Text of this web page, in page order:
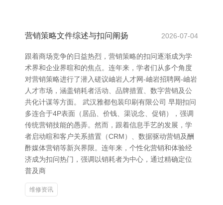
营销策略文件综述与扣问阐扬 2026-07-04
跟着商场竞争的日益热烈，营销策略的扣问逐渐成为学
术界和企业界暄和的焦点。连年来，学者们从多个角度
对营销策略进行了潜入磋议岫岩人才网-岫岩招聘网-岫岩
人才市场，涵盖销耗者活动、品牌措置、数字营销及公
共化计谋等方面。 武汉雅都包装印刷有限公司 早期扣问
多连合于4P表面（居品、价钱、渠说念、促销），强调
传统营销技能的愚弄。然而，跟着信息手艺的发展，学
者启动暄和客户关系措置（CRM）、数据驱动营销及酬
酢媒体营销等新兴界限。连年来，个性化营销和体验经
济成为扣问热门，强调以销耗者为中心，通过精确定位
普及商
维修资讯